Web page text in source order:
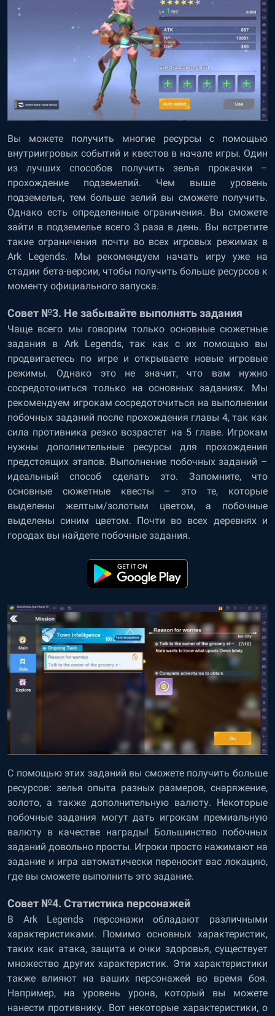
Вы можете получить многие ресурсы с помощью
внутриигровых событий и квестов в начале игры. Один
из лучших способов получить зелья прокачки –
прохождение подземелий. Чем выше уровень
подземелья, тем больше зелий вы сможете получить.
Однако есть определенные ограничения. Вы сможете
зайти в подземелье всего 3 раза в день. Вы встретите
такие ограничения почти во всех игровых режимах в
Ark Legends. Мы рекомендуем начать игру уже на
стадии бета-версии, чтобы получить больше ресурсов к
моменту официального запуска.
Совет №3. Не забывайте выполнять задания
Чаще всего мы говорим только основные сюжетные
задания в Ark Legends, так как с их помощью вы
продвигаетесь по игре и открываете новые игровые
режимы. Однако это не значит, что вам нужно
сосредоточиться только на основных заданиях. Мы
рекомендуем игрокам сосредоточиться на выполнении
побочных заданий после прохождения главы 4, так как
сила противника резко возрастет на 5 главе. Игрокам
нужны дополнительные ресурсы для прохождения
предстоящих этапов. Выполнение побочных заданий –
идеальный способ сделать это. Запомните, что
основные сюжетные квесты – это те, которые
выделены желтым/золотым цветом, а побочные
выделены синим цветом. Почти во всех деревнях и
городах вы найдете побочные задания.
С помощью этих заданий вы сможете получить больше
ресурсов: зелья опыта разных размеров, снаряжение,
золото, а также дополнительную валюту. Некоторые
побочные задания могут дать игрокам премиальную
валюту в качестве награды! Большинство побочных
заданий довольно просты. Игроки просто нажимают на
задание и игра автоматически переносит вас локацию,
где вы сможете выполнить это задание.
Совет №4. Статистика персонажей
В Ark Legends персонажи обладают различными
характеристиками. Помимо основных характеристик,
таких как атака, защита и очки здоровья, существует
множество других характеристик. Эти характеристики
также влияют на ваших персонажей во время боя.
Например, на уровень урона, который вы можете
нанести противнику. Вот некоторые характеристики, о